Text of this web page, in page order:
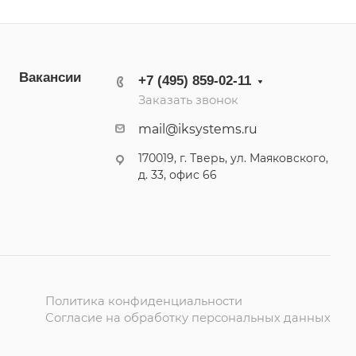
Вакансии +7 (495) 859-02-11
Заказать звонок
mail@iksystems.ru
170019, г. Тверь, ул. Маяковского,
д. 33, офис 66
Политика конфиденциальности
Согласие на обработку персональных данных